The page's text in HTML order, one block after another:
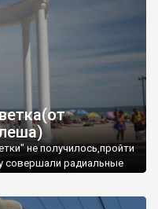
не получилось,пройти
совершали радиальные